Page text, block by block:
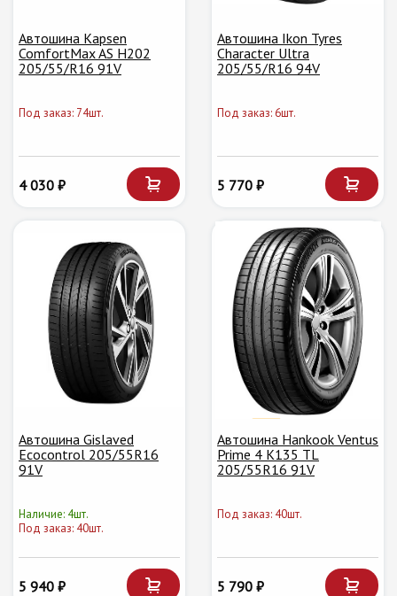
Автошина Kapsen
ComfortMax AS H202
205/55/R16 91V
Под заказ: 74шт.
4 030 ₽
Автошина Ikon Tyres
Character Ultra
205/55/R16 94V
Под заказ: 6шт.
5 770 ₽
Автошина Gislaved
Ecocontrol 205/55R16
91V
Наличие: 4шт.
Под заказ: 40шт.
5 940 ₽
Автошина Hankook Ventus
Prime 4 K135 TL
205/55R16 91V
Под заказ: 40шт.
5 790 ₽